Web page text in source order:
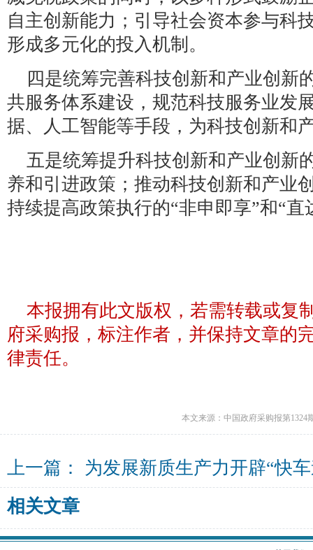
自主创新能力；引导社会资本参与科
形成多元化的投入机制。
四是统筹完善科技创新和产业创新
共服务体系建设，规范科技服务业发
据、人工智能等手段，为科技创新和
五是统筹提升科技创新和产业创新
养和引进政策；推动科技创新和产业
持续提高政策执行的“非申即享”和“直
本报拥有此文版权，若需转载或复
府采购报，标注作者，并保持文章的
律责任。
本文来源：中国政府采购报第1324
上一篇： 为发展新质生产力开辟“快
相关文章